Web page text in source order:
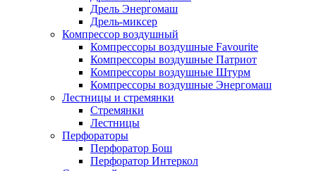
Дрель Энергомаш
Дрель-миксер
Компрессор воздушный
Компрессоры воздушные Favourite
Компрессоры воздушные Патриот
Компрессоры воздушные Штурм
Компрессоры воздушные Энергомаш
Лестницы и стремянки
Стремянки
Лестницы
Перфораторы
Перфоратор Бош
Перфоратор Интеркол